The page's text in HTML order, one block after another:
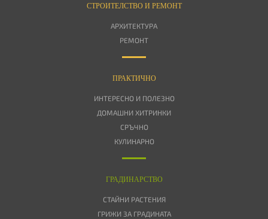
СТРОИТЕЛСТВО И РЕМОНТ
АРХИТЕКТУРА
РЕМОНТ
ПРАКТИЧНО
ИНТЕРЕСНО И ПОЛЕЗНО
ДОМАШНИ ХИТРИНКИ
СРЪЧНО
КУЛИНАРНО
ГРАДИНАРСТВО
СТАЙНИ РАСТЕНИЯ
ГРИЖИ ЗА ГРАДИНАТА